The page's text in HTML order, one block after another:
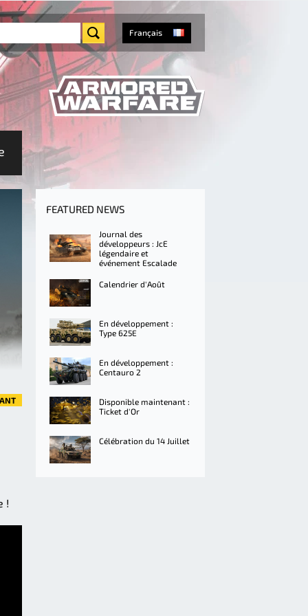
Français
!
FEATURED NEWS
Journal des
développeurs : JcE
légendaire et
événement Escalade
Calendrier d'Août
En développement :
Type 625E
En développement :
Centauro 2
Disponible maintenant :
Ticket d'Or
Célébration du 14 Juillet